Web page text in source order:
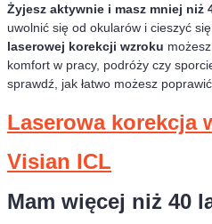
Żyjesz aktywnie i masz mniej niż
uwolnić się od okularów i cieszyć
laserowej korekcji wzroku
komfort w pracy, podróży czy
sprawdź, jak łatwo możesz
Laserowa korekcja
Visian ICL
Mam więcej niż 40